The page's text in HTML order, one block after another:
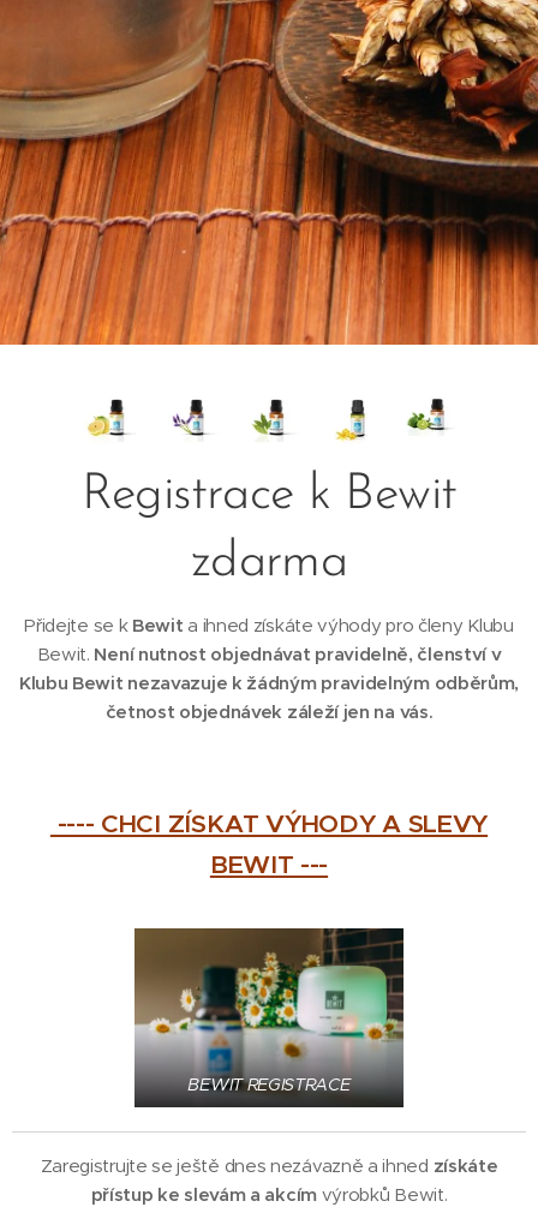
Registrace k Bewit
zdarma
Přidejte se k Bewit a ihned získáte výhody pro členy Klubu
Bewit. Není nutnost objednávat pravidelně, členství v
Klubu Bewit nezavazuje k žádným pravidelným odběrům,
četnost objednávek záleží jen na vás.
---- CHCI ZÍSKAT VÝHODY A SLEVY
BEWIT ---
BEWIT REGISTRACE
Zaregistrujte se ještě dnes nezávazně a ihned získáte
přístup ke slevám a akcím výrobků Bewit.